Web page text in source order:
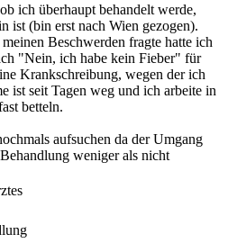
ich überhaupt behandelt werde,
ist (bin erst nach Wien gezogen).
Beschwerden fragte hatte ich
"Nein, ich habe kein Fieber" für
Krankschreibung, wegen der ich
ist seit Tagen weg und ich arbeite in
betteln.
aufsuchen da der Umgang
weniger als nicht